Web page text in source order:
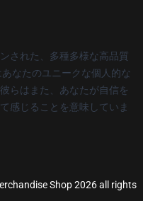
された、多種多様な高品質
なたのユニークな個人的な
らはまた、あなたが自信を
感じることを意味していま
Shop 2026 all rights